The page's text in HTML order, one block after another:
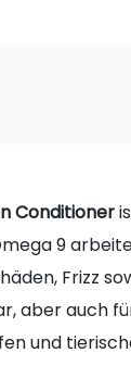
Conditioner
9
Frizz
aber auch
und